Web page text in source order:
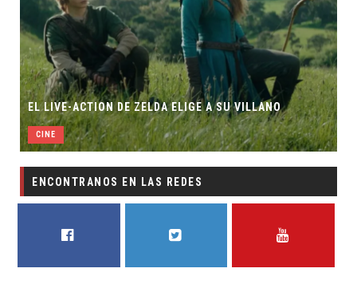
EL LIVE-ACTION DE ZELDA ELIGE A SU VILLANO
CINE
ENCONTRANOS EN LAS REDES